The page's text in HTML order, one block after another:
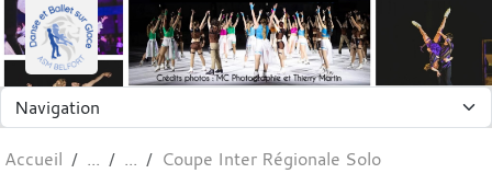
Accueil Coupe Inter Régionale Solo
Panneau de gestion des cookies